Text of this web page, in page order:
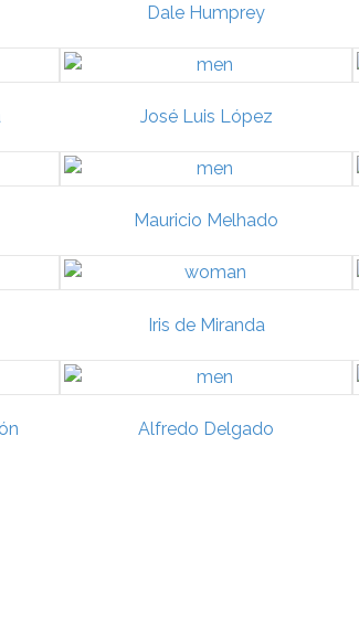
Dale Humprey
José Luis López
Mauricio Melhado
Iris de Miranda
Alfredo Delgado